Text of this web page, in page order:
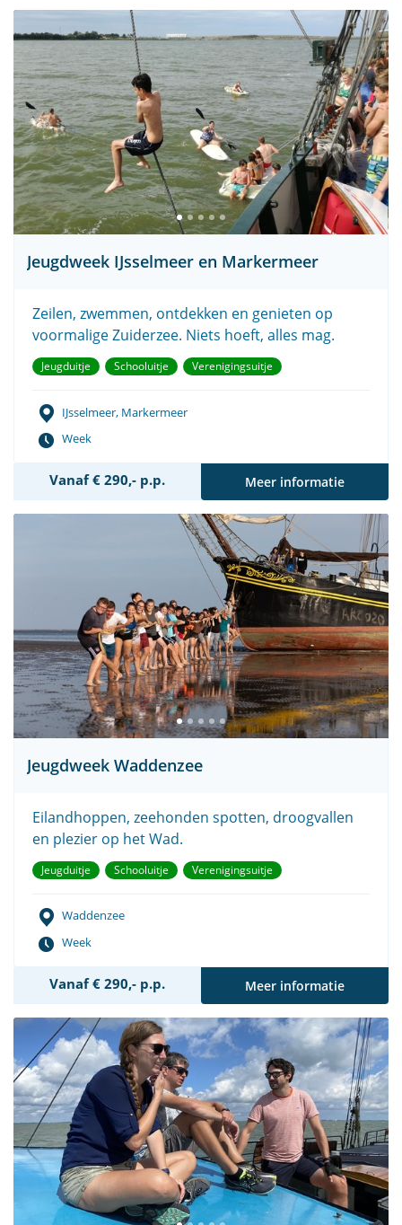
Jeugdweek IJsselmeer en Markermeer
Zeilen, zwemmen, ontdekken en genieten op
voormalige Zuiderzee. Niets hoeft, alles mag.
Jeugduitje Schooluitje Verenigingsuitje
IJsselmeer, Markermeer
Week
Vanaf € 290,- p.p. Meer informatie
Jeugdweek Waddenzee
Eilandhoppen, zeehonden spotten, droogvallen
en plezier op het Wad.
Jeugduitje Schooluitje Verenigingsuitje
Waddenzee
Week
Vanaf € 290,- p.p. Meer informatie